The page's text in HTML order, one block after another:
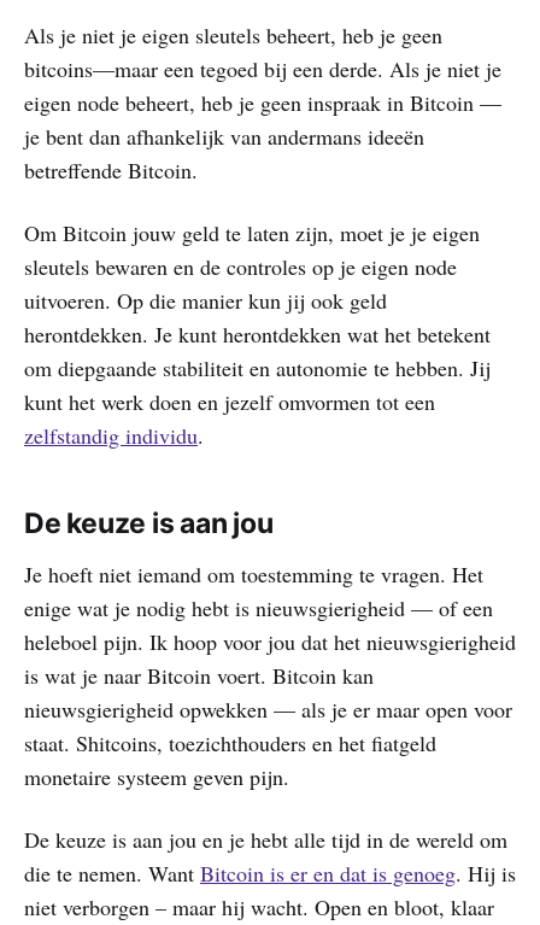
Als je niet je eigen sleutels beheert, heb je geen
bitcoins—maar een tegoed bij een derde. Als je niet je
eigen node beheert, heb je geen inspraak in Bitcoin —
je bent dan afhankelijk van andermans ideeën
betreffende Bitcoin.
Om Bitcoin jouw geld te laten zijn, moet je je eigen
sleutels bewaren en de controles op je eigen node
uitvoeren. Op die manier kun jij ook geld
herontdekken. Je kunt herontdekken wat het betekent
om diepgaande stabiliteit en autonomie te hebben. Jij
kunt het werk doen en jezelf omvormen tot een
zelfstandig individu.
De keuze is aan jou
Je hoeft niet iemand om toestemming te vragen. Het
enige wat je nodig hebt is nieuwsgierigheid — of een
heleboel pijn. Ik hoop voor jou dat het nieuwsgierigheid
is wat je naar Bitcoin voert. Bitcoin kan
nieuwsgierigheid opwekken — als je er maar open voor
staat. Shitcoins, toezichthouders en het fiatgeld
monetaire systeem geven pijn.
De keuze is aan jou en je hebt alle tijd in de wereld om
die te nemen. Want Bitcoin is er en dat is genoeg. Hij is
niet verborgen – maar hij wacht. Open en bloot, klaar